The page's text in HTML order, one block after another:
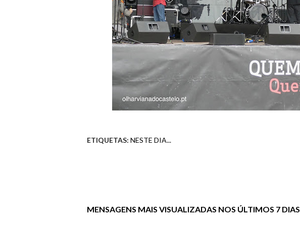
ETIQUETAS: NESTE DIA...
MENSAGENS MAIS VISUALIZADAS NOS ÚLTIMOS 7 DIAS